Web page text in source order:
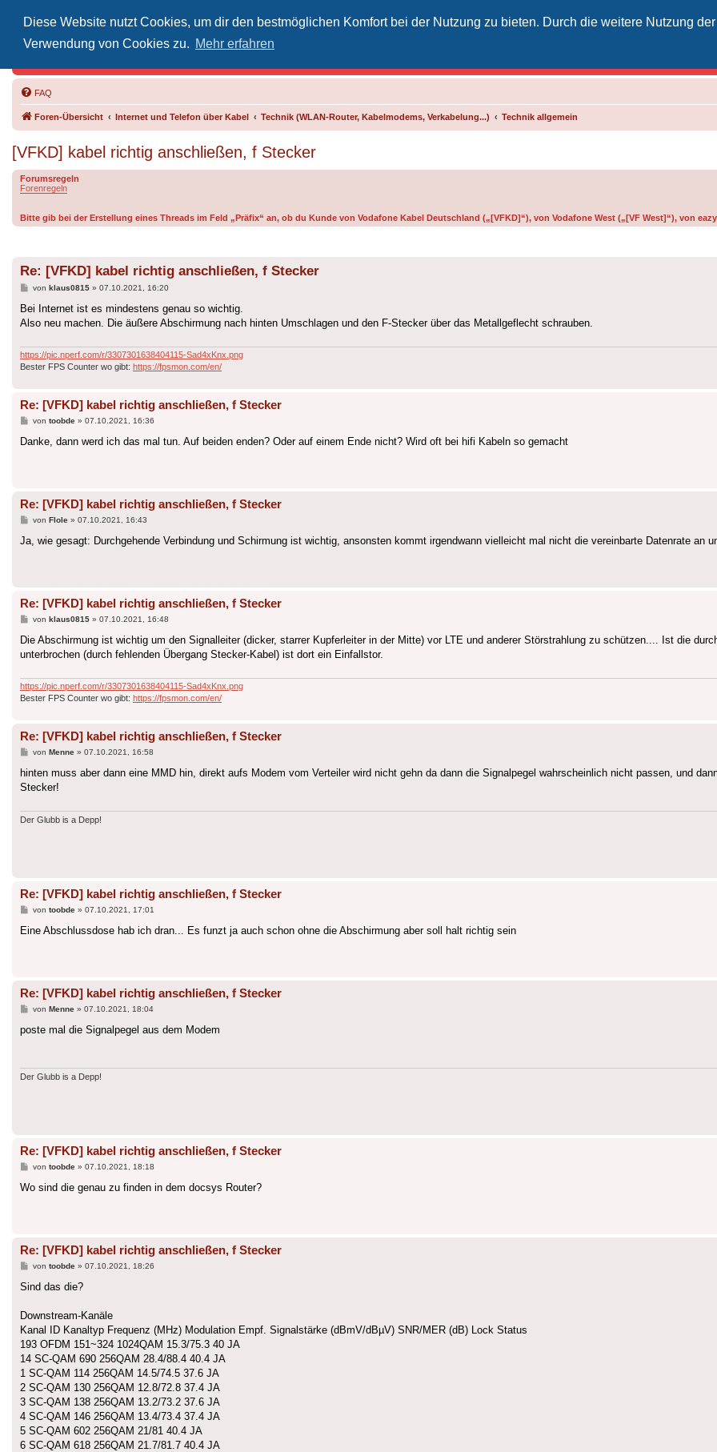
Diese Website nutzt Cookies, um dir den bestmöglichen Komfort bei der Nutzung zu bieten. Durch die weitere Nutzung
Verwendung von Cookies zu. Mehr erfahren
FAQ
Foren-Übersicht Internet und Telefon über Kabel Technik (WLAN-Router, Kabelmodems, Verkabelung...) Technik allgemein
[VFKD] kabel richtig anschließen, f Stecker
Forumsregeln
Forenregeln
Bitte gib bei der Erstellung eines Threads im Feld „Präfix“ an, ob du Kunde von Vodafone Kabel Deutschland („[VFKD]“), von Vodafone West („[VF West]“), von
Re: [VFKD] kabel richtig anschließen, f Stecker
Beitrag
von klaus0815» 07.10.2021, 16:20
Bei Internet ist es mindestens genau so wichtig.
Also neu machen. Die äußere Abschirmung nach hinten Umschlagen und den F-Stecker über das Metallgeflecht schrauben.
https://pic.nperf.com/r/3307301638404115-Sad4xKnx.png
Bester FPS Counter wo gibt: https://fpsmon.com/en/
Re: [VFKD] kabel richtig anschließen, f Stecker
Beitrag
von toobde» 07.10.2021, 16:36
Danke, dann werd ich das mal tun. Auf beiden enden? Oder auf einem Ende nicht? Wird oft bei hifi Kabeln so gemacht
Re: [VFKD] kabel richtig anschließen, f Stecker
Beitrag
von Flole» 07.10.2021, 16:43
Ja, wie gesagt: Durchgehende Verbindung und Schirmung ist wichtig, ansonsten kommt irgendwann vielleicht mal nicht die vereinbarte Datenrate an
Re: [VFKD] kabel richtig anschließen, f Stecker
Beitrag
von klaus0815» 07.10.2021, 16:48
Die Abschirmung ist wichtig um den Signalleiter (dicker, starrer Kupferleiter in der Mitte) vor LTE und anderer Störstrahlung zu schützen.... Ist die
unterbrochen (durch fehlenden Übergang Stecker-Kabel) ist dort ein Einfallstor.
https://pic.nperf.com/r/3307301638404115-Sad4xKnx.png
Bester FPS Counter wo gibt: https://fpsmon.com/en/
Re: [VFKD] kabel richtig anschließen, f Stecker
Beitrag
von Menne» 07.10.2021, 16:58
hinten muss aber dann eine MMD hin, direkt aufs Modem vom Verteiler wird nicht gehn da dann die Signalpegel wahrscheinlich nicht passen, und
Stecker!
Der Glubb is a Depp!
Re: [VFKD] kabel richtig anschließen, f Stecker
Beitrag
von toobde» 07.10.2021, 17:01
Eine Abschlussdose hab ich dran... Es funzt ja auch schon ohne die Abschirmung aber soll halt richtig sein
Re: [VFKD] kabel richtig anschließen, f Stecker
Beitrag
von Menne» 07.10.2021, 18:04
poste mal die Signalpegel aus dem Modem
Der Glubb is a Depp!
Re: [VFKD] kabel richtig anschließen, f Stecker
Beitrag
von toobde» 07.10.2021, 18:18
Wo sind die genau zu finden in dem docsys Router?
Re: [VFKD] kabel richtig anschließen, f Stecker
Beitrag
von toobde» 07.10.2021, 18:26
Sind das die?
Downstream-Kanäle
Kanal ID Kanaltyp Frequenz (MHz) Modulation Empf. Signalstärke (dBmV/dBµV) SNR/MER (dB) Lock Status
193 OFDM 151~324 1024QAM 15.3/75.3 40 JA
14 SC-QAM 690 256QAM 28.4/88.4 40.4 JA
1 SC-QAM 114 256QAM 14.5/74.5 37.6 JA
2 SC-QAM 130 256QAM 12.8/72.8 37.4 JA
3 SC-QAM 138 256QAM 13.2/73.2 37.6 JA
4 SC-QAM 146 256QAM 13.4/73.4 37.4 JA
5 SC-QAM 602 256QAM 21/81 40.4 JA
6 SC-QAM 618 256QAM 21.7/81.7 40.4 JA